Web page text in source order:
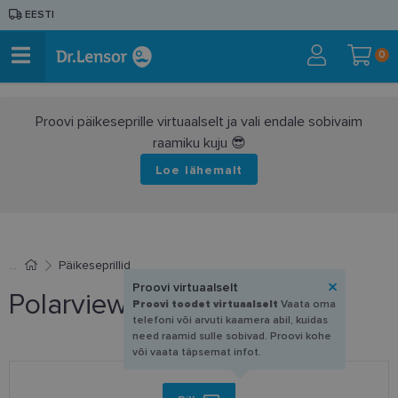
EESTI
0
Proovi päikeseprille virtuaalselt ja vali endale sobivaim
raamiku kuju 😎
Loe lähemalt
Päikeseprillid
Polarview PV 604 C
Proovi virtuaalselt
Proovi toodet virtuaalselt Vaata oma
telefoni või arvuti kaamera abil, kuidas
need raamid sulle sobivad. Proovi kohe
või vaata täpsemat infot.